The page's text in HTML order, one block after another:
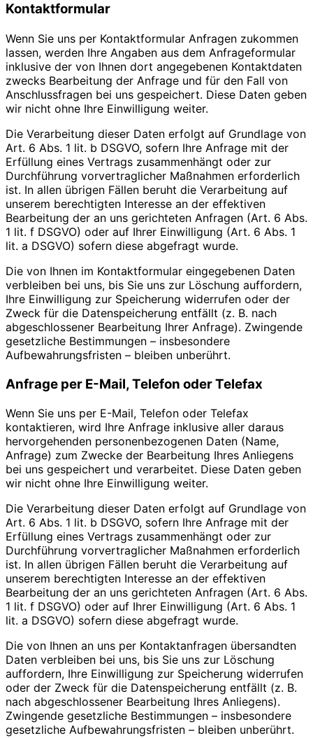
Kontaktformular
Wenn Sie uns per Kontaktformular Anfragen zukommen
lassen, werden Ihre Angaben aus dem Anfrageformular
inklusive der von Ihnen dort angegebenen Kontaktdaten
zwecks Bearbeitung der Anfrage und für den Fall von
Anschlussfragen bei uns gespeichert. Diese Daten geben
wir nicht ohne Ihre Einwilligung weiter.
Die Verarbeitung dieser Daten erfolgt auf Grundlage von
Art. 6 Abs. 1 lit. b DSGVO, sofern Ihre Anfrage mit der
Erfüllung eines Vertrags zusammenhängt oder zur
Durchführung vorvertraglicher Maßnahmen erforderlich
ist. In allen übrigen Fällen beruht die Verarbeitung auf
unserem berechtigten Interesse an der effektiven
Bearbeitung der an uns gerichteten Anfragen (Art. 6 Abs.
1 lit. f DSGVO) oder auf Ihrer Einwilligung (Art. 6 Abs. 1
lit. a DSGVO) sofern diese abgefragt wurde.
Die von Ihnen im Kontaktformular eingegebenen Daten
verbleiben bei uns, bis Sie uns zur Löschung auffordern,
Ihre Einwilligung zur Speicherung widerrufen oder der
Zweck für die Datenspeicherung entfällt (z. B. nach
abgeschlossener Bearbeitung Ihrer Anfrage). Zwingende
gesetzliche Bestimmungen – insbesondere
Aufbewahrungsfristen – bleiben unberührt.
Anfrage per E-Mail, Telefon oder Telefax
Wenn Sie uns per E-Mail, Telefon oder Telefax
kontaktieren, wird Ihre Anfrage inklusive aller daraus
hervorgehenden personenbezogenen Daten (Name,
Anfrage) zum Zwecke der Bearbeitung Ihres Anliegens
bei uns gespeichert und verarbeitet. Diese Daten geben
wir nicht ohne Ihre Einwilligung weiter.
Die Verarbeitung dieser Daten erfolgt auf Grundlage von
Art. 6 Abs. 1 lit. b DSGVO, sofern Ihre Anfrage mit der
Erfüllung eines Vertrags zusammenhängt oder zur
Durchführung vorvertraglicher Maßnahmen erforderlich
ist. In allen übrigen Fällen beruht die Verarbeitung auf
unserem berechtigten Interesse an der effektiven
Bearbeitung der an uns gerichteten Anfragen (Art. 6 Abs.
1 lit. f DSGVO) oder auf Ihrer Einwilligung (Art. 6 Abs. 1
lit. a DSGVO) sofern diese abgefragt wurde.
Die von Ihnen an uns per Kontaktanfragen übersandten
Daten verbleiben bei uns, bis Sie uns zur Löschung
auffordern, Ihre Einwilligung zur Speicherung widerrufen
oder der Zweck für die Datenspeicherung entfällt (z. B.
nach abgeschlossener Bearbeitung Ihres Anliegens).
Zwingende gesetzliche Bestimmungen – insbesondere
gesetzliche Aufbewahrungsfristen – bleiben unberührt.